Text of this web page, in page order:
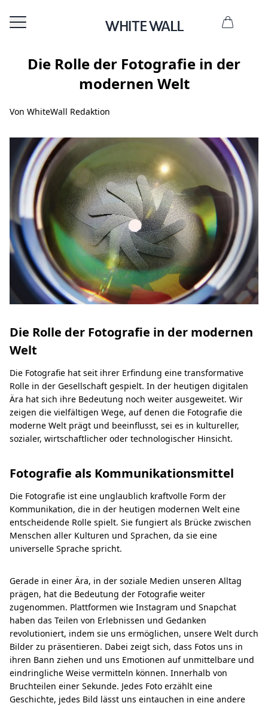
Die Rolle der Fotografie in der
modernen Welt
Von WhiteWall Redaktion
Die Rolle der Fotografie in der modernen
Welt
Die Fotografie hat seit ihrer Erfindung eine transformative
Rolle in der Gesellschaft gespielt. In der heutigen digitalen
Ära hat sich ihre Bedeutung noch weiter ausgeweitet. Wir
zeigen die vielfältigen Wege, auf denen die Fotografie die
moderne Welt prägt und beeinflusst, sei es in kultureller,
sozialer, wirtschaftlicher oder technologischer Hinsicht.
Fotografie als Kommunikationsmittel
Die Fotografie ist eine unglaublich kraftvolle Form der
Kommunikation, die in der heutigen modernen Welt eine
entscheidende Rolle spielt. Sie fungiert als Brücke zwischen
Menschen aller Kulturen und Sprachen, da sie eine
universelle Sprache spricht.
Gerade in einer Ära, in der soziale Medien unseren Alltag
prägen, hat die Bedeutung der Fotografie weiter
zugenommen. Plattformen wie Instagram und Snapchat
haben das Teilen von Erlebnissen und Gedanken
revolutioniert, indem sie uns ermöglichen, unsere Welt durch
Bilder zu präsentieren. Dabei zeigt sich, dass Fotos uns in
ihren Bann ziehen und uns Emotionen auf unmittelbare und
eindringliche Weise vermitteln können. Innerhalb von
Bruchteilen einer Sekunde. Jedes Foto erzählt eine
Geschichte, jedes Bild lässt uns eintauchen in eine andere